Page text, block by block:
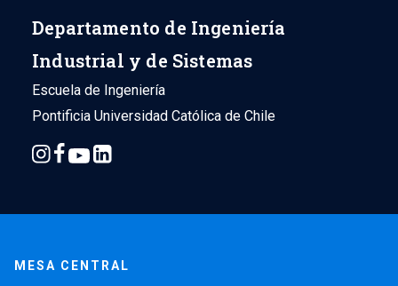
Departamento de Ingeniería
Industrial y de Sistemas
Escuela de Ingeniería
Pontificia Universidad Católica de Chile
MESA CENTRAL